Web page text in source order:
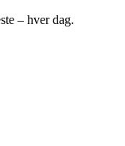
– hver dag.